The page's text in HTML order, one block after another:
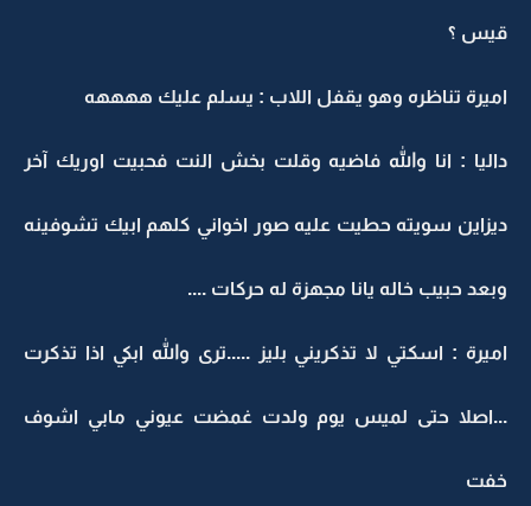
قيس ؟
اميرة تناظره وهو يقفل اللاب : يسلم عليك ههههه
داليا : انا والله فاضيه وقلت بخش النت فحبيت اوريك آخر
ديزاين سويته حطيت عليه صور اخواني كلهم ابيك تشوفينه
وبعد حبيب خاله يانا مجهزة له حركات ....
اميرة : اسكتي لا تذكريني بليز .....ترى والله ابكي اذا تذكرت
...اصلا حتى لميس يوم ولدت غمضت عيوني مابي اشوف
خفت